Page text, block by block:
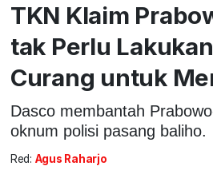
TKN Klaim
tak Perlu
Curang untuk
Dasco membantah
oknum polisi pasang baliho.
Red: Agus Raharjo